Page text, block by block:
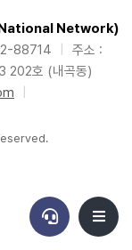
National Network)
88714
주소 :
202호 (내곡동)